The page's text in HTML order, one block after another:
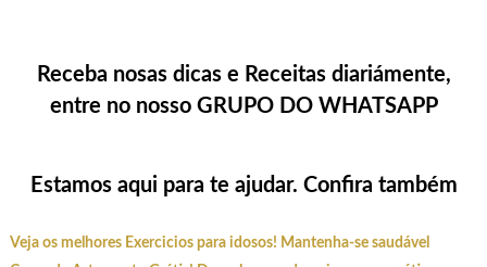
Receba nosas dicas e Receitas diariámente,
entre no nosso GRUPO DO WHATSAPP
Estamos aqui para te ajudar. Confira também
Veja os melhores Exercicios para idosos! Mantenha-se saudável